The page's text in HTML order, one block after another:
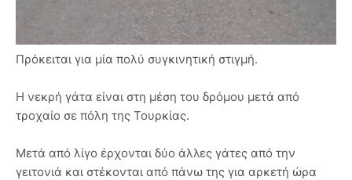
Πρόκειται για μία πολύ συγκινητική στιγμή.
Η νεκρή γάτα είναι στη μέση του δρόμου μετά από
τροχαίο σε πόλη της Τουρκίας.
Μετά από λίγο έρχονται δύο άλλες γάτες από την
γειτονιά και στέκονται από πάνω της για αρκετή ώρα